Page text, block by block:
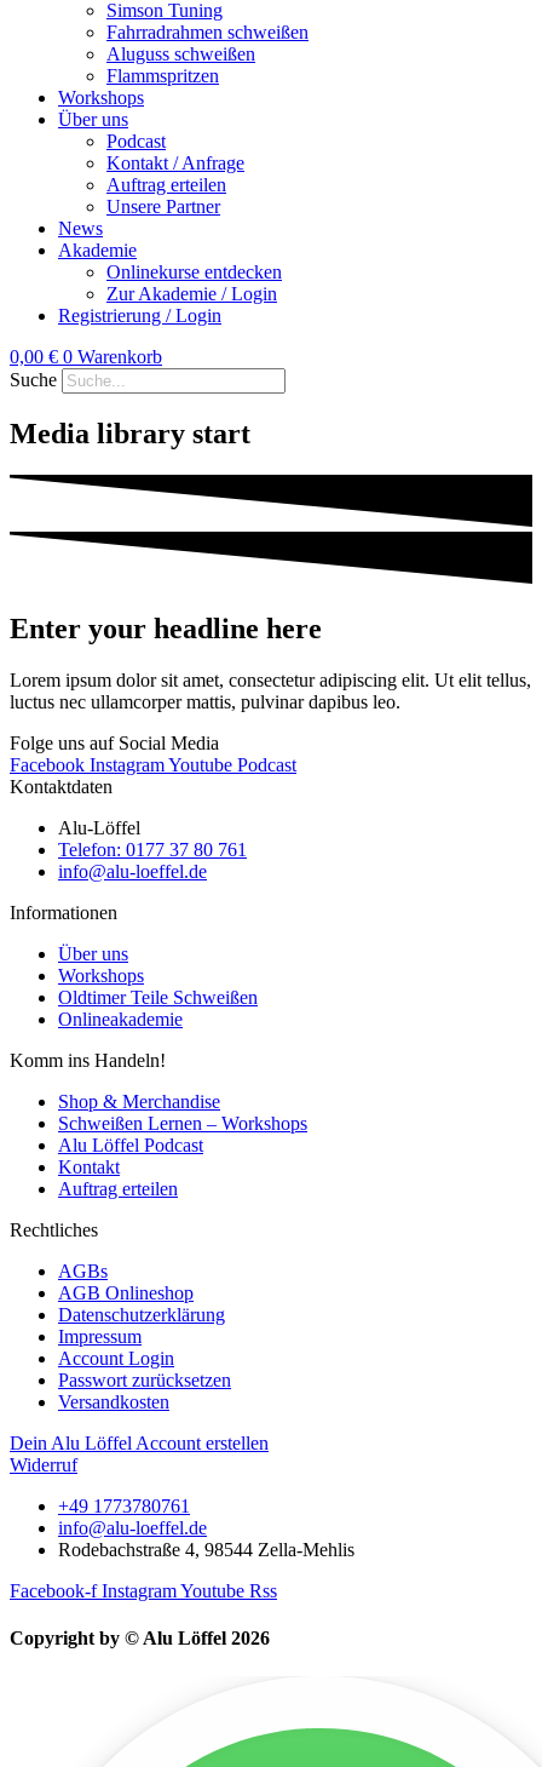
Simson Tuning
Fahrradrahmen schweißen
Aluguss schweißen
Flammspritzen
Workshops
Über uns
Podcast
Kontakt / Anfrage
Auftrag erteilen
Unsere Partner
News
Akademie
Onlinekurse entdecken
Zur Akademie / Login
Registrierung / Login
0,00 € 0 Warenkorb
Suche
Media library start
Enter your headline here
Lorem ipsum dolor sit amet, consectetur adipiscing elit. Ut elit tellus,
luctus nec ullamcorper mattis, pulvinar dapibus leo.
Folge uns auf Social Media
Facebook InstagramYoutube Podcast
Kontaktdaten
Alu-Löffel
Telefon: 0177 37 80 761
info@alu-loeffel.de
Informationen
Über uns
Workshops
Oldtimer Teile Schweißen
Onlineakademie
Komm ins Handeln!
Shop & Merchandise
Schweißen Lernen – Workshops
Alu Löffel Podcast
Kontakt
Auftrag erteilen
Rechtliches
AGBs
AGB Onlineshop
Datenschutzerklärung
Impressum
Account Login
Passwort zurücksetzen
Versandkosten
Dein Alu Löffel Account erstellen
Widerruf
+49 1773780761
info@alu-loeffel.de
Rodebachstraße 4, 98544 Zella-Mehlis
Facebook-f InstagramYoutube Rss
Copyright by © Alu Löffel 2026